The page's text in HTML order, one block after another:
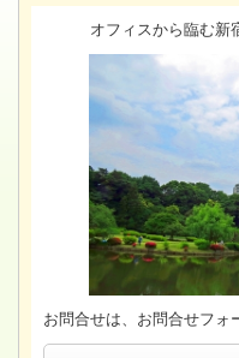
オフィスから臨む新
お問合せは、お問合せフォ